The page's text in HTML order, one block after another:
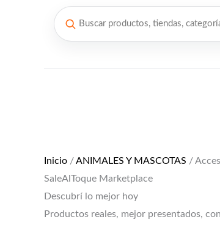
Inicio /ANIMALES Y MASCOTAS /
SaleAlToque Marketplace
Descubrí lo mejor hoy
Productos reales, mejor presentados,